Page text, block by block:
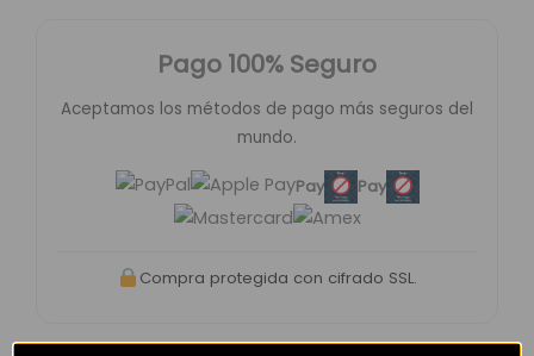
Pago 100% Seguro
Aceptamos los métodos de pago más seguros del
mundo.
Pay Pay
Compra protegida con cifrado SSL.